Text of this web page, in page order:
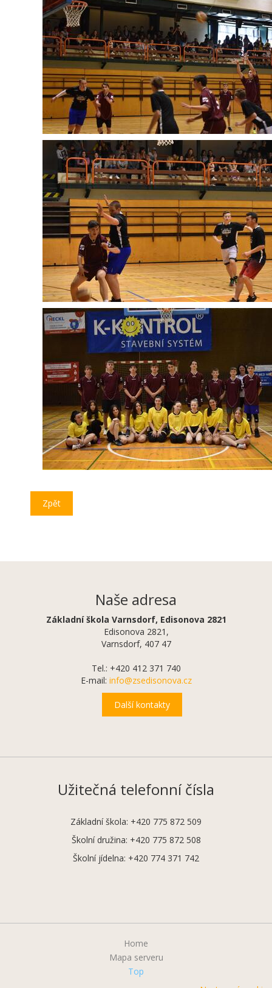
Zpět
Naše adresa
Základní škola Varnsdorf, Edisonova 2821
Edisonova 2821,
Varnsdorf, 407 47
Tel.: +420 412 371 740
E-mail: info@zsedisonova.cz
Další kontakty
Užitečná telefonní čísla
Základní škola: +420 775 872 509
Školní družina: +420 775 872 508
Školní jídelna: +420 774 371 742
Home
Mapa serveru
Top